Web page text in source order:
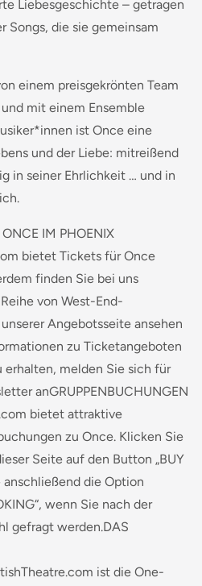
Liebesgeschichte – getragen
Songs, die sie gemeinsam
einem preisgekrönten Team
mit einem Ensemble
ist Once eine
und der Liebe: mitreißend
in seiner Ehrlichkeit … und in
IM PHOENIX
bietet Tickets für Once
finden Sie bei uns
von West-End-
Angebotsseite ansehen
zu Ticketangeboten
erhalten, melden Sie sich für
anGRUPPENBUCHUNGEN
bietet attraktive
zu Once. Klicken Sie
Seite auf den Button „BUY
anschließend die Option
wenn Sie nach der
gefragt werden.DAS
ist die One-